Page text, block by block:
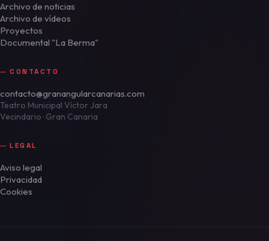
Archivo de noticias
Archivo de vídeos
Proyectos
Documental "La Berma"
CONTACTO
contacto@granangularcanarias.com
Teatro Municipal Víctor Jara
Vecindario · Gran Canaria
LEGAL
Aviso legal
Privacidad
Cookies